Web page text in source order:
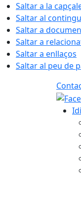
Saltar a la
Saltar al
Saltar a
Saltar a
Saltar a enllaços
Saltar al peu de